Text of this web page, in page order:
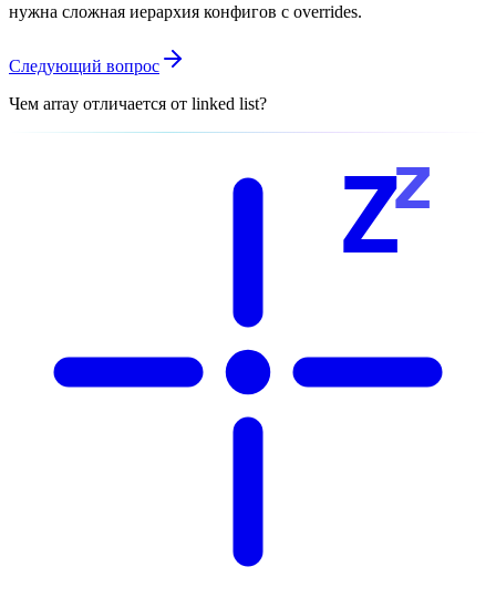
нужна сложная иерархия конфигов с overrides.
Следующий вопрос
Чем array отличается от linked list?
Zz